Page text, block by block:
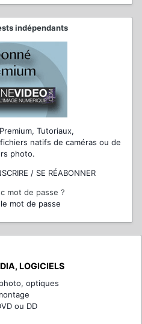
indépendants
Tutoriaux,
natifs de caméras ou de
photo.
/ SE RÉABONNER
mot de passe ?
mot de passe
LOGICIELS
optiques
ou DD